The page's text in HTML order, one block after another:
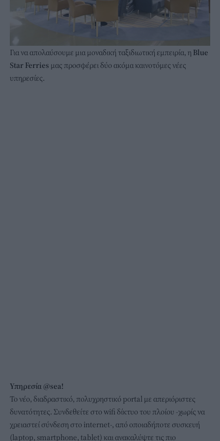
Για να απολαύσουμε μια μοναδική ταξιδιωτική εμπειρία, η Blue
Star Ferries μας προσφέρει δύο ακόμα καινοτόμες νέες
υπηρεσίες.
Υπηρεσία @sea!
Το νέο, διαδραστικό, πολυχρηστικό portal με απεριόριστες
δυνατότητες. Συνδεθείτε στο wifi δίκτυο του πλοίου -χωρίς να
χρειαστεί σύνδεση στο internet-, από οποιαδήποτε συσκευή
(laptop, smartphone, tablet) και ανακαλύψτε τις πιο